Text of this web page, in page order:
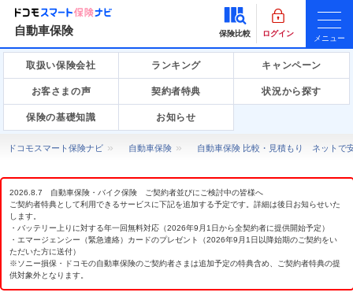
自動車保険 保険比較 ログイン
メニュー
取扱い保険会社 ランキング キャンペーン
お客さまの声 契約者特典 状況から探す
保険の基礎知識 お知らせ
ドコモスマート保険ナビ 自動車保険 自動車保険 比較・見積もり ネットで
2026.8.7 自動車保険・バイク保険 ご契約者並びにご検討中の皆様へ
ご契約者特典として利用できるサービスに下記を追加する予定です。詳細は後日お知らせいた
します。
・バッテリー上りに対する年一回無料対応（2026年9月1日から全契約者に提供開始予定）
・エマージェンシー（緊急連絡）カードのプレゼント（2026年9月1日以降始期のご契約をい
ただいた方に送付）
※ソニー損保・ドコモの自動車保険のご契約者さまは追加予定の特典含め、ご契約者特典の提
供対象外となります。